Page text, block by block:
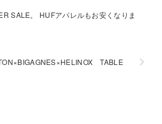
SALE。 HUFアパレルもお安くなりま
TABLE